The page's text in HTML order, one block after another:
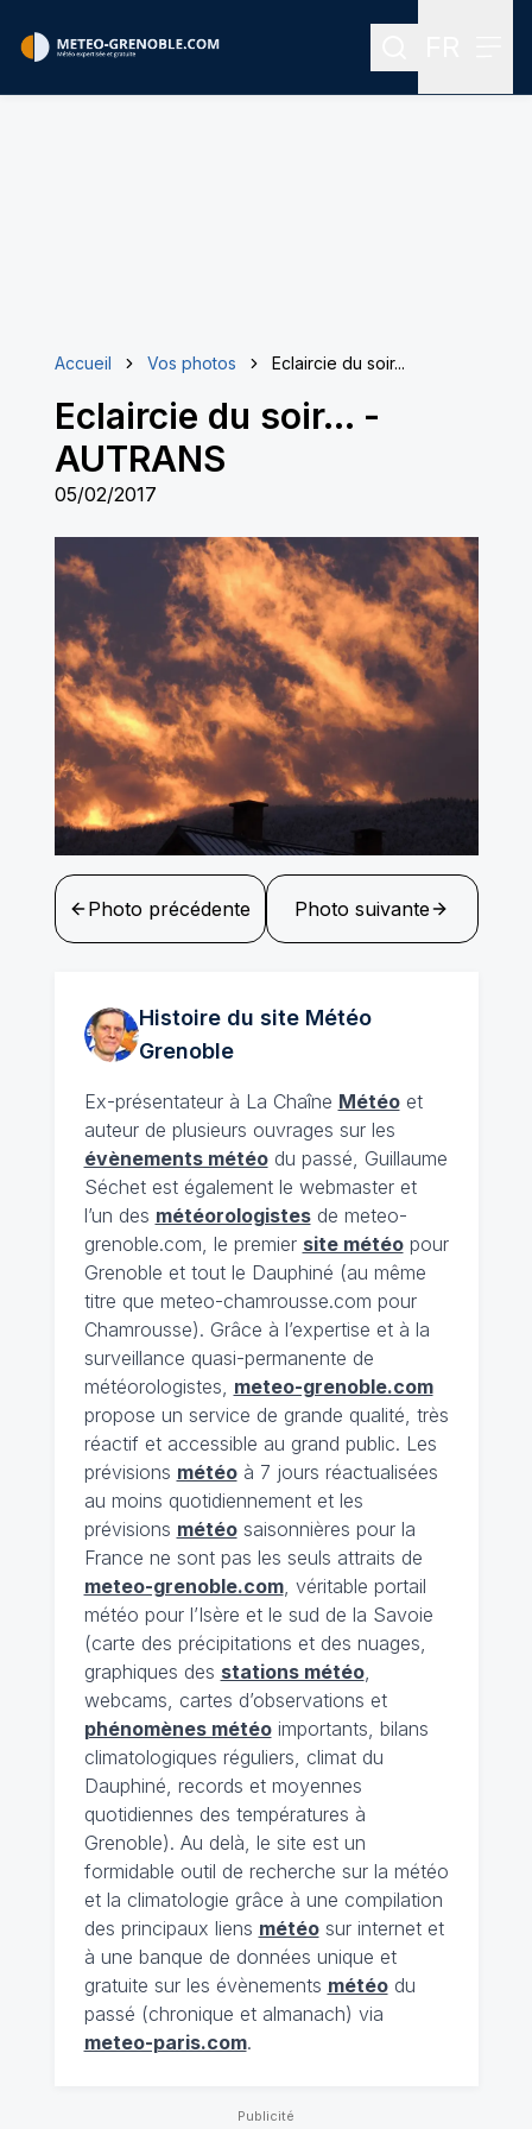
Rechercher
Accueil Vos photos Eclaircie du soir...
Eclaircie du soir... -
AUTRANS
05/02/2017
Photo précédente Photo suivante
Histoire du site Météo
Grenoble
Ex-présentateur à La Chaîne Météoet
auteur de plusieurs ouvrages sur les
évènements météodu passé, Guillaume
Séchet est également le webmaster et
l’un des météorologistesde meteo-
grenoble.com, le premier site météopour
Grenoble et tout le Dauphiné (au même
titre que meteo-chamrousse.com pour
Chamrousse). Grâce à l’expertise et à la
surveillance quasi-permanente de
météorologistes, meteo-grenoble.com
propose un service de grande qualité, très
réactif et accessible au grand public. Les
prévisions météoà 7 jours réactualisées
au moins quotidiennement et les
prévisions météosaisonnières pour la
France ne sont pas les seuls attraits de
meteo-grenoble.com, véritable portail
météo pour l’Isère et le sud de la Savoie
(carte des précipitations et des nuages,
graphiques des stations météo,
webcams, cartes d’observations et
phénomènes météoimportants, bilans
climatologiques réguliers, climat du
Dauphiné, records et moyennes
quotidiennes des températures à
Grenoble). Au delà, le site est un
formidable outil de recherche sur la météo
et la climatologie grâce à une compilation
des principaux liens météosur internet et
à une banque de données unique et
gratuite sur les évènements météodu
passé (chronique et almanach) via
meteo-paris.com.